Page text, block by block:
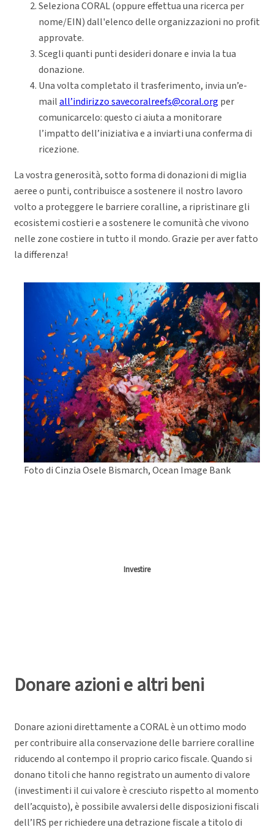
Seleziona CORAL (oppure effettua una ricerca per
nome/EIN) dall'elenco delle organizzazioni no profit
approvate.
Scegli quanti punti desideri donare e invia la tua
donazione.
Una volta completato il trasferimento, invia un’e-
mailall’indirizzo savecoralreefs@coral.org per
comunicarcelo: questo ci aiuta a monitorare
l’impatto dell’iniziativa e a inviarti una conferma di
ricezione.
La vostra generosità, sotto forma di donazioni di miglia
aeree o punti, contribuisce a sostenere il nostro lavoro
volto a proteggere le barriere coralline, a ripristinare gli
ecosistemi costieri e a sostenere le comunità che vivono
nelle zone costiere in tutto il mondo. Grazie per aver fatto
la differenza!
Foto di Cinzia Osele Bismarch, Ocean Image Bank
Investire
Donare azioni e altri beni
Donare azioni direttamente a CORAL è un ottimo modo
per contribuire alla conservazione delle barriere coralline
riducendo al contempo il proprio carico fiscale. Quando si
donano titoli che hanno registrato un aumento di valore
(investimenti il cui valore è cresciuto rispetto al momento
dell’acquisto), è possibile avvalersi delle disposizioni fiscali
dell’IRS per richiedere una detrazione fiscale a titolo di